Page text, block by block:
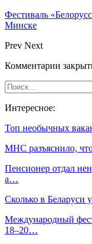
Фестиваль
Минске
Prev Next
Комментарии
Интересное:
Топ необычных
МНС разъяснило,
Пенсионер отдал
а…
Сколько в Беларуси
Международный
18–20…